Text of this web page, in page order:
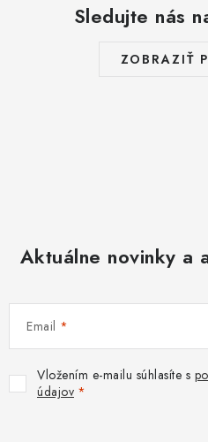
Sledujte nás
ZOBRAZIŤ
Aktuálne novinky a
Email
Vložením e-mailu súhlasíte s
údajov